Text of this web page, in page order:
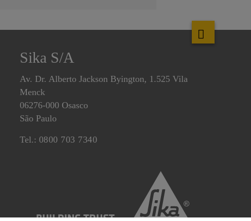
Sika S/A
Av. Dr. Alberto Jackson Byington, 1.525 Vila
Menck
06276-000 Osasco
São Paulo
Tel.: 0800 703 7340